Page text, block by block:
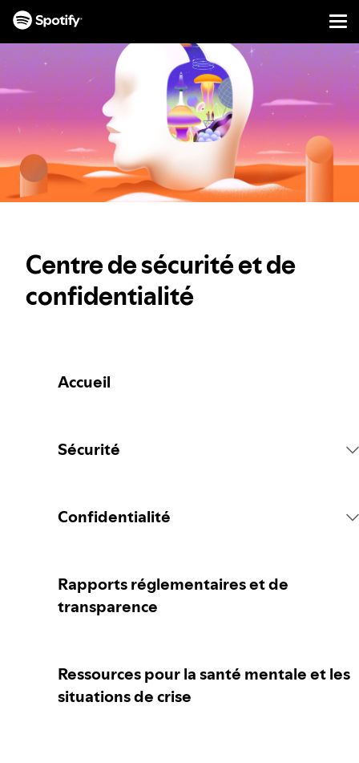
AU
CONTENU
Centre de sécurité et de
confidentialité
Accueil
Sécurité
Signaler du contenu
Conseils pour les parent·e·s ou gardien·ne·s
Confidentialité
Vos contrôles de confidentialité
Rapports réglementaires et de
transparence
Ressources pour la santé mentale et les
situations de crise